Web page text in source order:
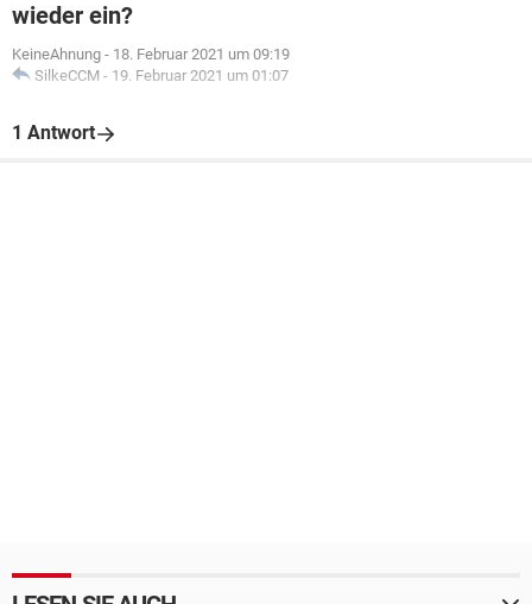
wieder ein?
KeineAhnung - 18. Februar 2021 um 09:19
SilkeCCM - 19. Februar 2021 um 01:07
1 Antwort